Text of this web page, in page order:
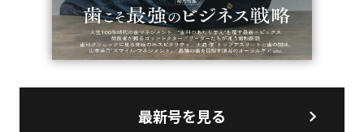
最新号を見る